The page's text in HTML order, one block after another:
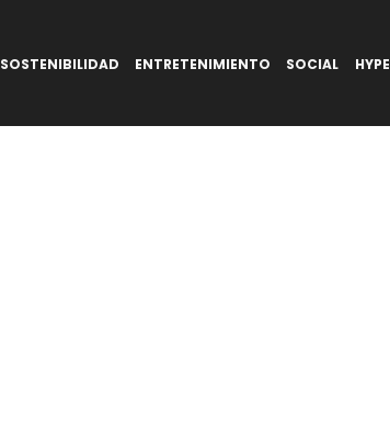
SOSTENIBILIDAD ENTRETENIMIENTO SOCIAL HYPE